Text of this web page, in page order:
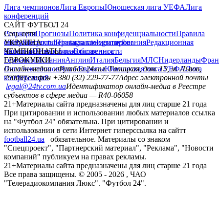
Лига чемпионовЛига ЕвропыЮношеская лига УЕФАЛига
конференций
САЙТ ФУТБОЛ 24
РедакцияПрогнозыПолитика конфиденциальностиПравила
сайтуКонтактыПравила комментированияРедакционная
политикаСтруктура собственности
Соц. сети
facebookxyoutubeinstagramtelegramviber
УКРАИНА
УкраинаПервая лигаВторая лига
ЧЕМПИОНАТЫ
ГерманияИспанияАнглияИталияБельгияМЛСНидерланды
ЕВРОКУБКИ
Лига чемпионовЛига ЕвропыЮношеская лига УЕФАЛига
конференций
Онлайн-медиа «Футбол 24»пл. Галицкая, дом. 15, м. Львов,
79008Телефон +380 (32) 229-77-77Адрес электронной почты
legal@24tv.com.uaИдентификатор онлайн-медиа в Реестре
субъектов в сфере медиа — R40-06058
21+Материалы сайта предназначены для лиц старше 21 года
При цитировании и использовании любых материалов ссылка
на "Футбол 24" обязательна. При цитировании и
использовании в сети Интернет гиперссылка на сайтт
football24.ua
обязательное. Материалы со знаком
"Спецпроект", "Партнерский материал", "Реклама", "Новости
компаний" публикуем на правах рекламы.
21+Материалы сайта предназначены для лиц старше 21 года
Все права защищены. © 2005 - 2026 , ЧАО
"Телерадиокомпания Люкс". "Футбол 24".